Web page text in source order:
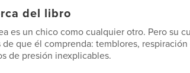
del libro
es un chico como cualquier otro. Pero su
de que él comprenda: temblores,
de presión inexplicables.